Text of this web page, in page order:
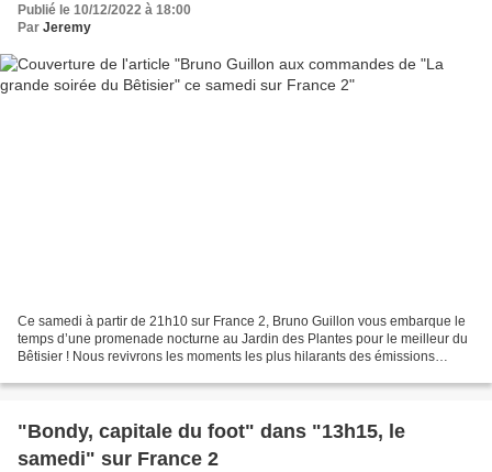
Publié le 10/12/2022 à 18:00
Par Jeremy
Ce samedi à partir de 21h10 sur France 2, Bruno Guillon vous embarque le
temps d’une promenade nocturne au Jardin des Plantes pour le meilleur du
Bêtisier ! Nous revivrons les moments les plus hilarants des émissions
"Bondy, capitale du foot" dans "13h15, le
samedi" sur France 2